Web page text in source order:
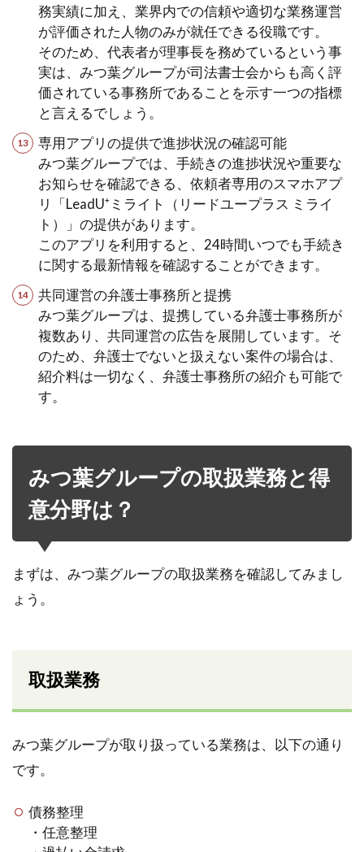
務実績に加え、業界内での信頼や適切な業務運営
が評価された人物のみが就任できる役職です。
そのため、代表者が理事長を務めているという事
実は、みつ葉グループが司法書士会からも高く評
価されている事務所であることを示す一つの指標
と言えるでしょう。
専用アプリの提供で進捗状況の確認可能
みつ葉グループでは、手続きの進捗状況や重要な
お知らせを確認できる、依頼者専用のスマホアプ
リ「LeadU⁺ミライト（リードユープラス ミライ
ト）」の提供があります。
このアプリを利用すると、24時間いつでも手続き
に関する最新情報を確認することができます。
共同運営の弁護士事務所と提携
みつ葉グループは、提携している弁護士事務所が
複数あり、共同運営の広告を展開しています。そ
のため、弁護士でないと扱えない案件の場合は、
紹介料は一切なく、弁護士事務所の紹介も可能で
す。
みつ葉グループの取扱業務と得
意分野は？
まずは、みつ葉グループの取扱業務を確認してみまし
ょう。
取扱業務
みつ葉グループが取り扱っている業務は、以下の通り
です。
債務整理
・任意整理